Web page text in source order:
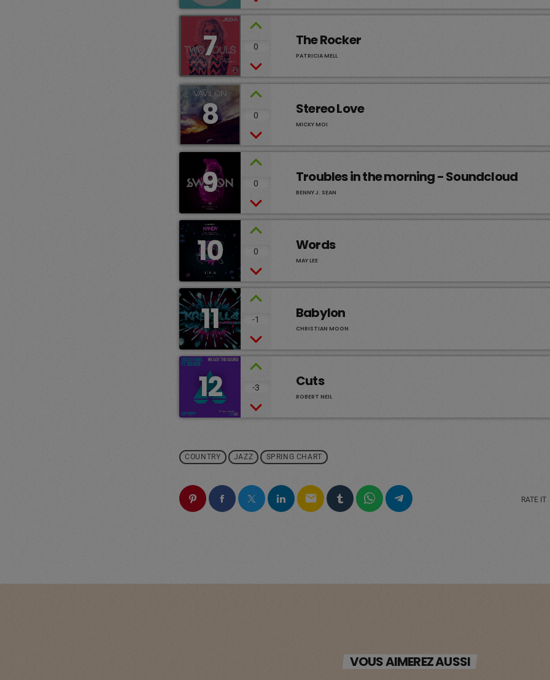
7 0 The Rocker
PATRICIA MELL
8 0 Stereo Love
MICKY MOI
9 0 Troubles in the morning - Soundcloud
BENNY J. SEAN
10 0 Words
MAY LEE
11 -1 Babylon
CHRISTIAN MOON
12 -3 Cuts
ROBERT NEIL
COUNTRY JAZZ SPRING CHART
email RATE IT
VOUS AIMEREZ AUSSI